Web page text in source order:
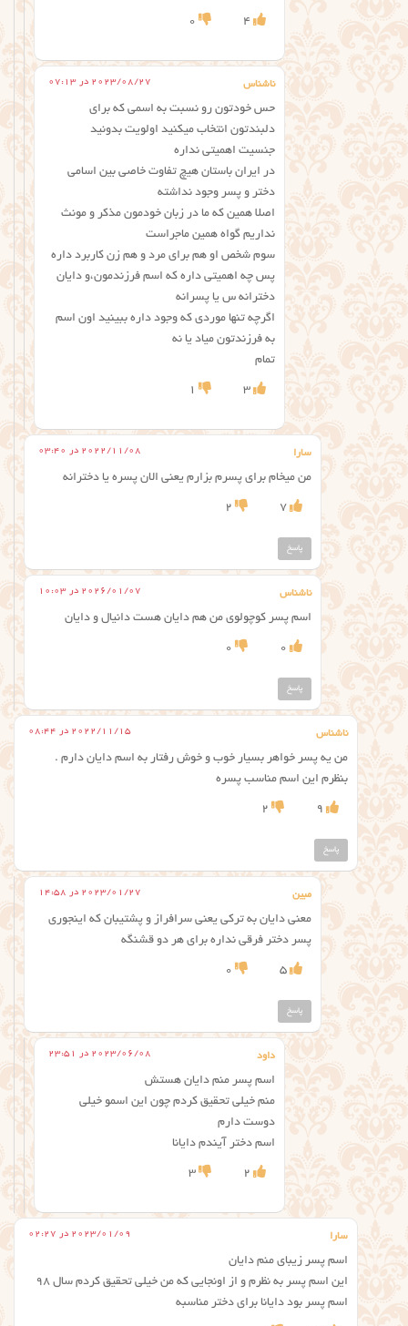
4
0
ناشناس 2023/08/27 در 07:13
حس خودتون رو نسبت به اسمی که برای
دلبندتون انتخاب میکنید اولویت بدونید
جنسیت اهمیتی نداره
در ایران باستان هیچ تفاوت خاصی بین اسامی
دختر و پسر وجود نداشته
اصلا همین که ما در زبان خودمون مذکر و مونث
نداریم گواه همین ماجراست
سوم شخص او هم برای مرد و هم زن کاربرد داره
پس چه اهمیتی داره که اسم فرزندمون،و دایان
دخترانه س یا پسرانه
اگرچه تنها موردی که وجود داره ببینید اون اسم
به فرزندتون میاد یا نه
تمام
3
1
سارا 2022/11/08 در 03:40
من میخام برای پسرم بزارم یعنی الان پسره یا دخترانه
7
2
پاسخ
ناشناس 2026/01/07 در 10:03
اسم پسر کوچولوی من هم دایان هست دانیال و دایان
0
0
پاسخ
ناشناس 2022/11/15 در 08:44
من یه پسر خواهر بسیار خوب و خوش رفتار به اسم دایان دارم .
بنظرم این اسم مناسب پسره
9
2
پاسخ
مبین 2023/01/27 در 14:58
معنی دایان به ترکی یعنی سرافراز و پشتیبان که اینجوری
پسر دختر فرقی نداره برای هر دو قشنگه
5
0
پاسخ
داود 2023/06/08 در 23:51
اسم پسر منم دایان هستش
منم خیلی تحقیق کردم چون این اسمو خیلی
دوست دارم
اسم دختر آیندم دایانا
2
3
سارا 2023/01/09 در 02:27
اسم پسر زیبای منم‌ دایان
این اسم پسر به نظرم و از اونجایی که من خیلی تحقیق کردم سال ۹۸
اسم پسر بود دایانا برای دختر مناسبه